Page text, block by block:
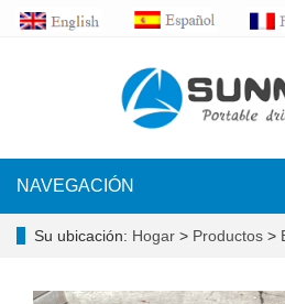
NAVEGACIÓN
Su ubicación: Hogar > Productos >